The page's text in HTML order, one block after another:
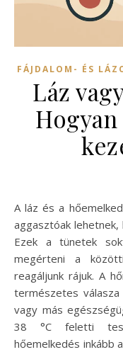
FÁJDALOM- ÉS
Láz
A láz és a hőemelkedés olyan állapotok, amelyek gyakran
aggasztóak lehetnek,
Ezek a tünetek
megérteni a
reagáljunk rájuk. A
természetes
vagy más
38 °C feletti
hőemelkedés inkább